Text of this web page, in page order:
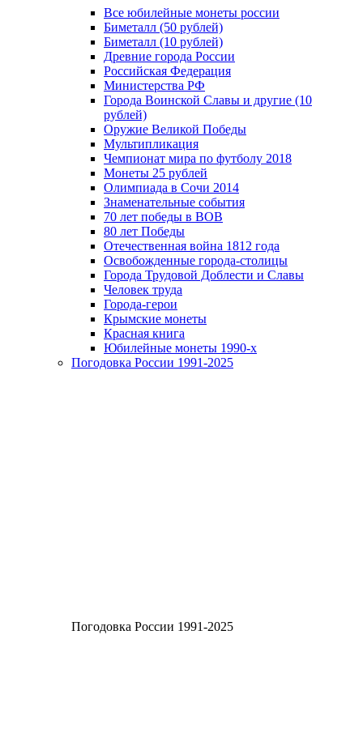
Все юбилейные монеты россии
Биметалл (50 рублей)
Биметалл (10 рублей)
Древние города России
Российская Федерация
Министерства РФ
Города Воинской Славы и другие (10
рублей)
Оружие Великой Победы
Мультипликация
Чемпионат мира по футболу 2018
Монеты 25 рублей
Олимпиада в Сочи 2014
Знаменательные события
70 лет победы в ВОВ
80 лет Победы
Отечественная война 1812 года
Освобожденные города-столицы
Города Трудовой Доблести и Славы
Человек труда
Города-герои
Крымские монеты
Красная книга
Юбилейные монеты 1990-х
Погодовка России 1991-2025
Погодовка России 1991-2025